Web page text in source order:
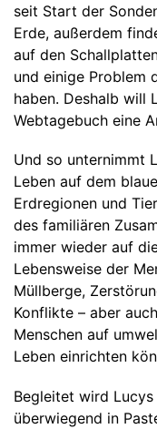
seit Start der
Erde, außerdem
auf den
und einige Problem
haben. Deshalb will
Webtagebuch eine
Und so unternimmt
Leben auf dem
Erdregionen und
des familiären
immer wieder auf
Lebensweise der
Müllberge,
Konflikte – aber
Menschen auf
Leben einrichten
Begleitet wird
überwiegend in